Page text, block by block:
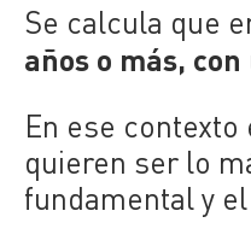
Se calcula que
años o más,
En ese contexto
quieren ser lo
fundamental y